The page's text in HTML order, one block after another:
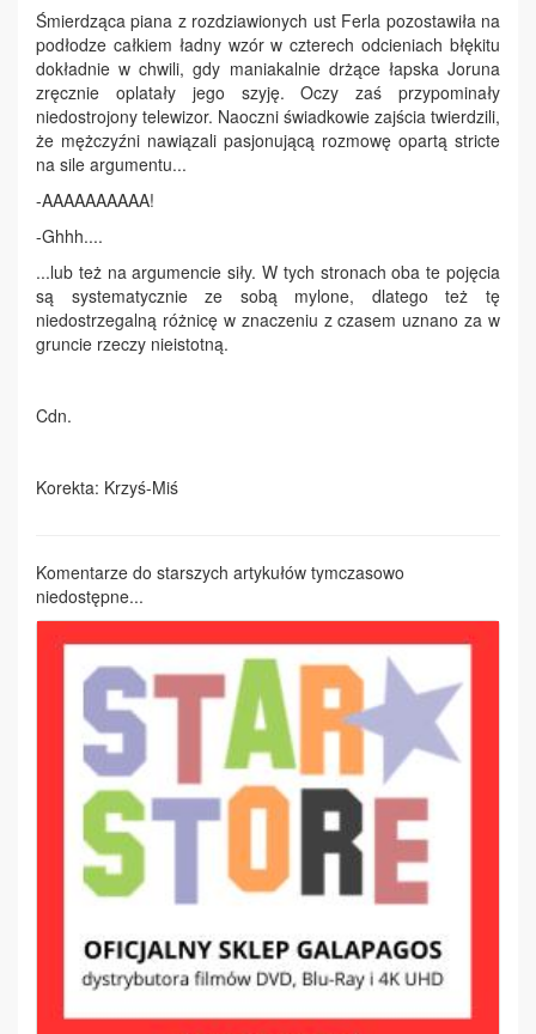
Śmierdząca piana z rozdziawionych ust Ferla pozostawiła na
podłodze całkiem ładny wzór w czterech odcieniach błękitu
dokładnie w chwili, gdy maniakalnie drżące łapska Joruna
zręcznie oplatały jego szyję. Oczy zaś przypominały
niedostrojony telewizor. Naoczni świadkowie zajścia twierdzili,
że mężczyźni nawiązali pasjonującą rozmowę opartą stricte
na sile argumentu...
-AAAAAAAAAA!
-Ghhh....
...lub też na argumencie siły. W tych stronach oba te pojęcia
są systematycznie ze sobą mylone, dlatego też tę
niedostrzegalną różnicę w znaczeniu z czasem uznano za w
gruncie rzeczy nieistotną.
Cdn.
Korekta: Krzyś-Miś
Komentarze do starszych artykułów tymczasowo
niedostępne...